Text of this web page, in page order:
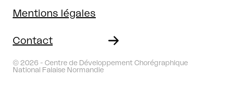
Mentions légales
Contact
© 2026 - Centre de Développement Chorégraphique
National Falaise Normandie